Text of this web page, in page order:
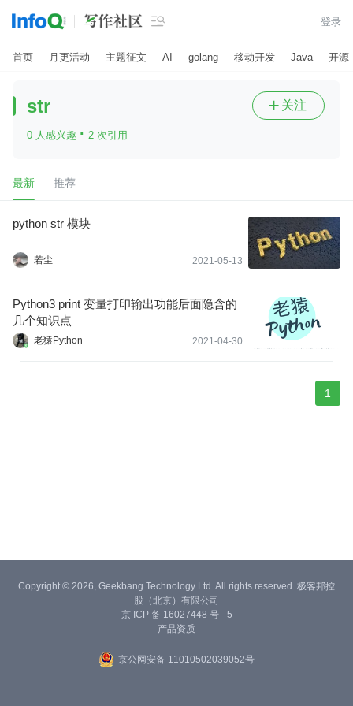
 登录
首页 月更活动 主题征文 AI golang 移动开发 Java 开源
str
0 人感兴趣 · 2 次引用
 关注
最新 推荐
python str 模块
若尘 2021-05-13
Python3 print 变量打印输出功能后面隐含的
几个知识点
老猿Python 2021-04-30
1
Copyright © 2026, Geekbang Technology Ltd. All rights reserved. 极客邦控
股（北京）有限公司
京 ICP 备 16027448 号 - 5
产品资质
京公网安备 11010502039052号